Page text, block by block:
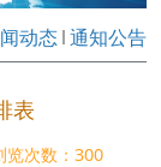
动态 通知公告
表
览次数： 300